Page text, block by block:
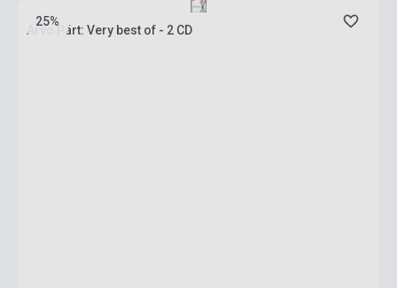
25%
Arvo Pärt: Very best of - 2 CD